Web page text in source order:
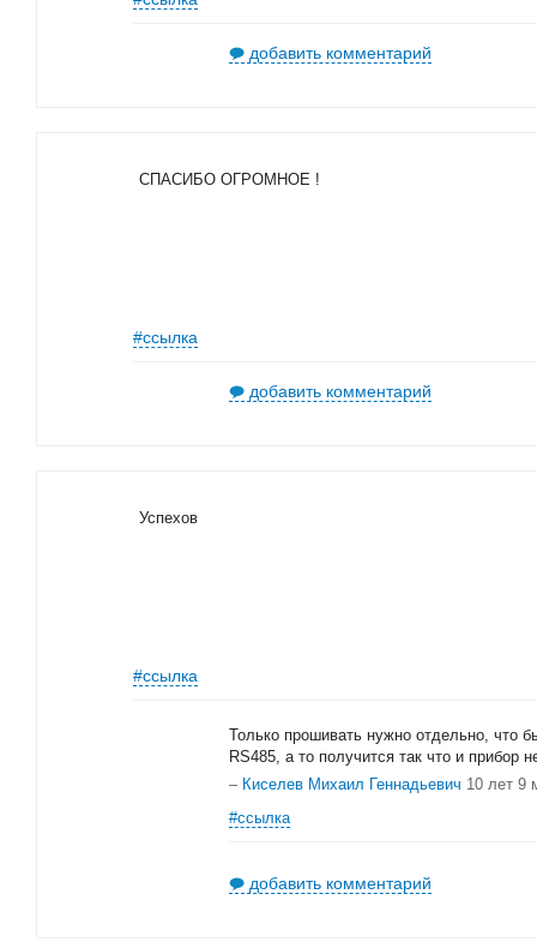
добавить комментарий
СПАСИБО ОГРОМНОЕ !
#ссылка
добавить комментарий
Успехов
#ссылка
Только прошивать нужно отдельно, что
RS485, а то получится так что и прибор
– Киселев Михаил Геннадьевич 10 лет 9
#ссылка
добавить комментарий